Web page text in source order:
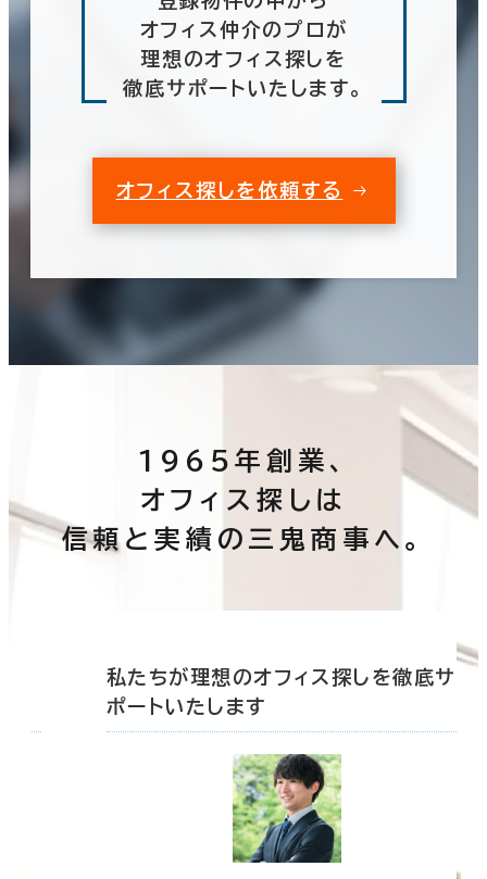
オフィス仲介のプロが
理想のオフィス探しを
徹底サポートいたします。
オフィス探しを依頼する
1965年創業、
オフィス探しは
信頼と実績の三鬼商事へ。
私たちが理想のオフィス探しを徹底サ
ポートいたします